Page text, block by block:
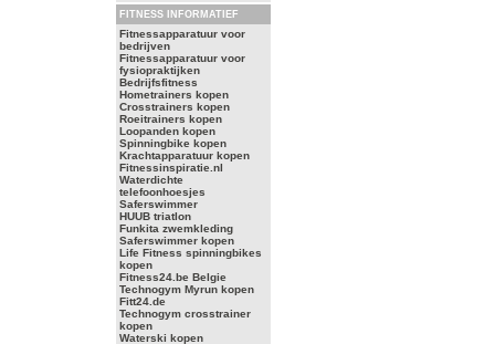
FITNESS INFORMATIEF
Fitnessapparatuur voor
bedrijven
Fitnessapparatuur voor
fysiopraktijken
Bedrijfsfitness
Hometrainers kopen
Crosstrainers kopen
Roeitrainers kopen
Loopanden kopen
Spinningbike kopen
Krachtapparatuur kopen
Fitnessinspiratie.nl
Waterdichte
telefoonhoesjes
Saferswimmer
HUUB triatlon
Funkita zwemkleding
Saferswimmer kopen
Life Fitness spinningbikes
kopen
Fitness24.be Belgie
Technogym Myrun kopen
Fitt24.de
Technogym crosstrainer
kopen
Waterski kopen